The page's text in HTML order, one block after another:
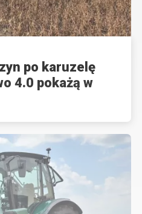
po karuzelę
4.0 pokażą w